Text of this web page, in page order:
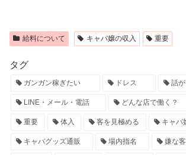
給料について キャバ嬢の収入 重要
タグ
ガンガン稼ぎたい ドレス 話
LINE・メール・電話 どんな店で働く？
重要 体入 客を見極める キャバ
キャバグッズ通販 場内指名 嫌な客